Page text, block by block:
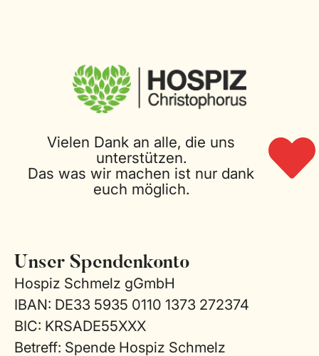
Vielen Dank an alle, die uns
unterstützen.
Das was wir machen ist nur dank
euch möglich.
Unser Spendenkonto
Hospiz Schmelz gGmbH
IBAN: DE33 5935 0110 1373 272374
BIC: KRSADE55XXX
Betreff: Spende Hospiz Schmelz